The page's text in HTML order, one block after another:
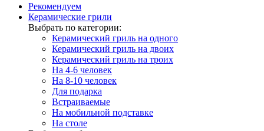
Рекомендуем
Керамические грили
Выбрать по категории:
Керамический гриль на одного
Керамический гриль на двоих
Керамический гриль на троих
На 4-6 человек
На 8-10 человек
Для подарка
Встраиваемые
На мобильной подставке
На столе